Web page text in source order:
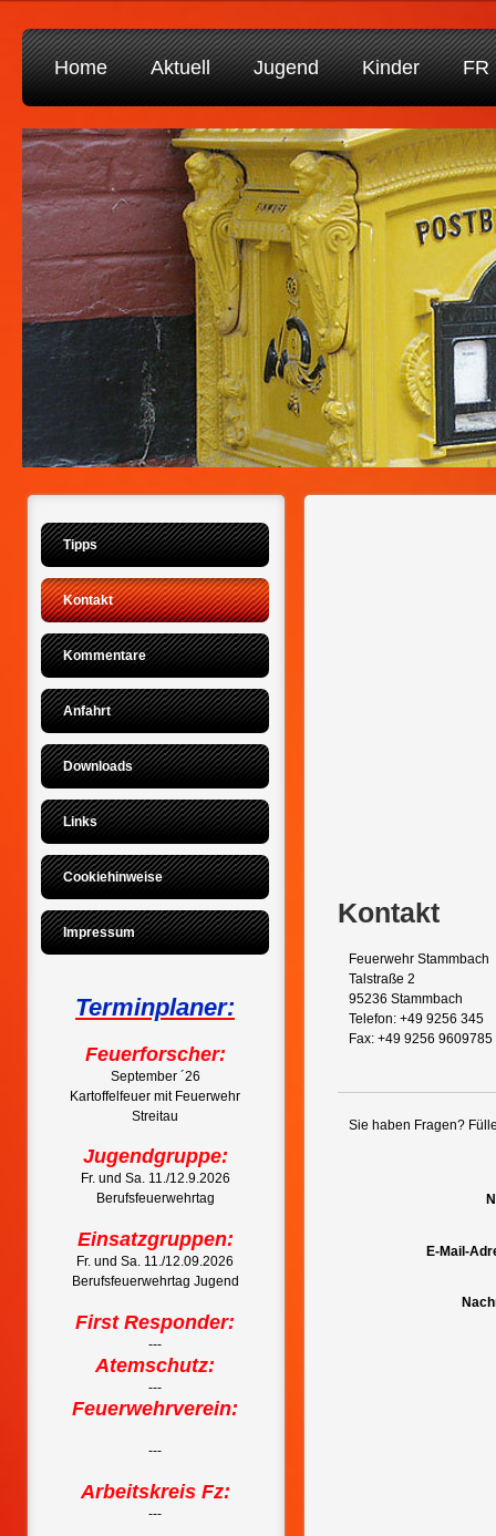
Home Aktuell Jugend Kinder FR
Tipps
Kontakt
Kommentare
Anfahrt
Downloads
Links
Cookiehinweise
Impressum
Terminplaner:
Feuerforscher:
September ´26
Kartoffelfeuer mit Feuerwehr
Streitau
Jugendgruppe:
Fr. und Sa. 11./12.9.2026
Berufsfeuerwehrtag
Einsatzgruppen:
Fr. und Sa. 11./12.09.2026
Berufsfeuerwehrtag Jugend
First Responder:
---
Atemschutz:
---
Feuerwehrverein:
---
Arbeitskreis Fz:
---
Kontakt
Feuerwehr Stammbach
Talstraße 2
95236 Stammbach
Telefon: +49 9256 345
Fax: +49 9256 9609785
Sie haben Fragen?
E-Mail-